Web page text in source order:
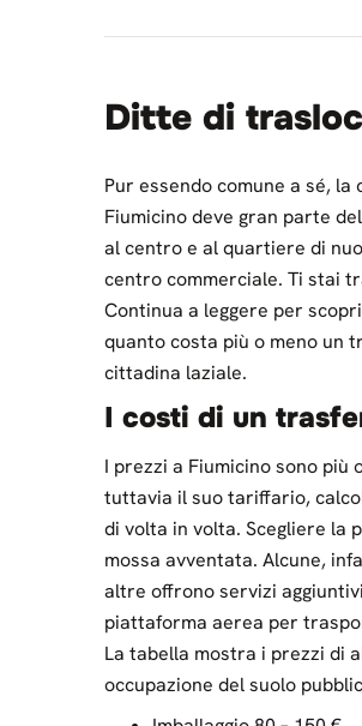
Ditte di
Pur essendo comune a sé,
Fiumicino deve gran parte
al centro e al quartiere di
centro commerciale. Ti stai
Continua a leggere per
quanto costa più o meno un
cittadina laziale.
I costi di un
I prezzi a Fiumicino sono più
tuttavia il suo tariffario,
di volta in volta. Scegliere la
mossa avventata. Alcune,
altre offrono servizi
piattaforma aerea per
La tabella mostra i prezzi di
occupazione del suolo